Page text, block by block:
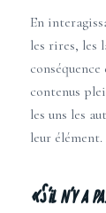
En
les rires, les
contenus
les uns les
leur élément.
“S’il n’y a